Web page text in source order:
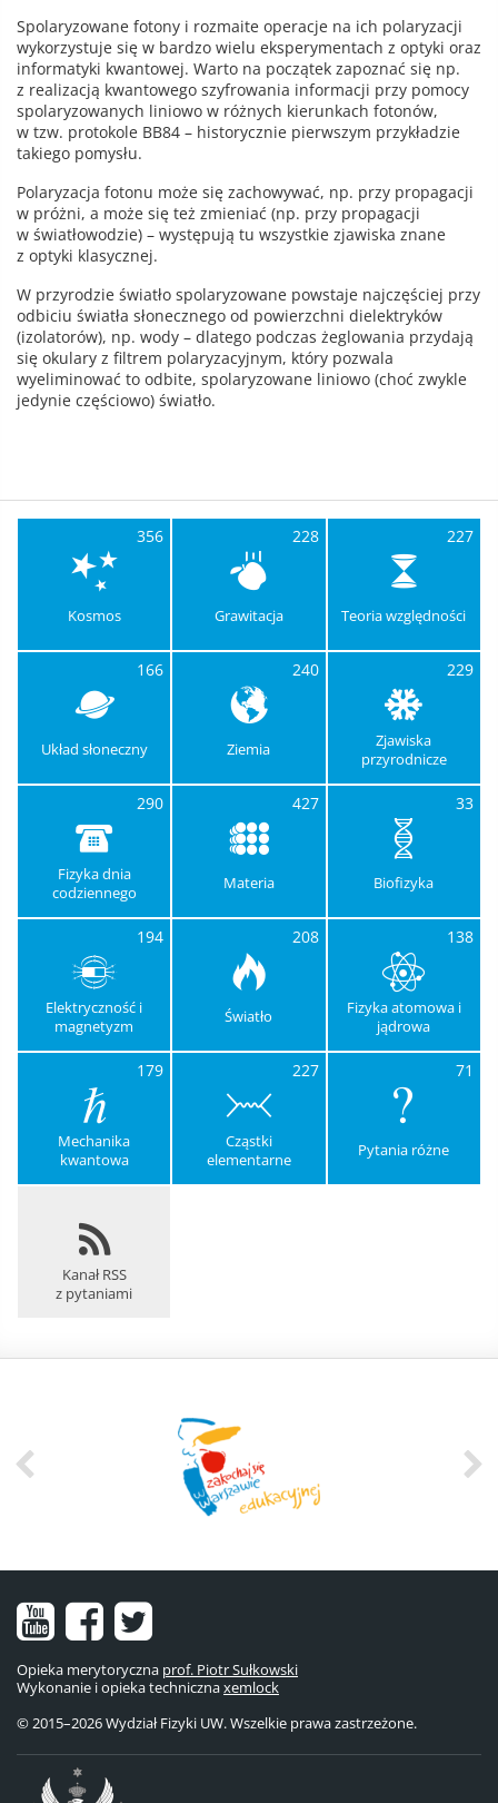
Spolaryzowane fotony i rozmaite operacje na ich polaryzacji
wykorzystuje się w bardzo wielu eksperymentach z optyki oraz
informatyki kwantowej. Warto na początek zapoznać się np.
z realizacją kwantowego szyfrowania informacji przy pomocy
spolaryzowanych liniowo w różnych kierunkach fotonów,
w tzw. protokole BB84 – historycznie pierwszym przykładzie
takiego pomysłu.
Polaryzacja fotonu może się zachowywać, np. przy propagacji
w próżni, a może się też zmieniać (np. przy propagacji
w światłowodzie) – występują tu wszystkie zjawiska znane
z optyki klasycznej.
W przyrodzie światło spolaryzowane powstaje najczęściej przy
odbiciu światła słonecznego od powierzchni dielektryków
(izolatorów), np. wody – dlatego podczas żeglowania przydają
się okulary z filtrem polaryzacyjnym, który pozwala
wyeliminować to odbite, spolaryzowane liniowo (choć zwykle
jedynie częściowo) światło.
356
Kosmos
228
Grawitacja
227
Teoria względności
166
Układ słoneczny
240
Ziemia
229
Zjawiska
przyrodnicze
290
Fizyka dnia
codziennego
427
Materia
33
Biofizyka
194
Elektryczność i
magnetyzm
208
Światło
138
Fizyka atomowa i
jądrowa
179
Mechanika
kwantowa
227
Cząstki
elementarne
71
Pytania różne
Kanał RSS
z pytaniami
Nasz
kanał
na
YouTube
Nasz
fanpage
na
Facebooku
Nasze
konto
na
Twitterze
Opieka merytoryczna prof. Piotr Sułkowski
Wykonanie i opieka technicznaxemlock
© 2015–2026 Wydział Fizyki UW. Wszelkie prawa zastrzeżone.